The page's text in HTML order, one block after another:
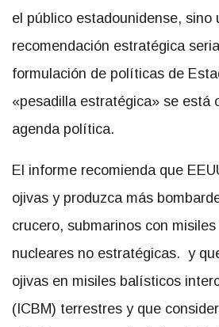
el público estadounidense, sino
recomendación estratégica
formulación de políticas de
«pesadilla estratégica» se está
agenda política.
El informe recomienda que
ojivas y produzca más
crucero, submarinos con
nucleares no estratégicas. y
ojivas en misiles balísticos
(ICBM) terrestres y que